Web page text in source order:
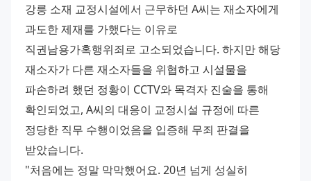
강릉 소재 교정시설에서 근무하던 A씨는 재소자에게
과도한 제재를 가했다는 이유로
직권남용가혹행위죄로 고소되었습니다. 하지만 해당
재소자가 다른 재소자들을 위협하고 시설물을
파손하려 했던 정황이 CCTV와 목격자 진술을 통해
확인되었고, A씨의 대응이 교정시설 규정에 따른
정당한 직무 수행이었음을 입증해 무죄 판결을
받았습니다.
"처음에는 정말 막막했어요. 20년 넘게 성실히